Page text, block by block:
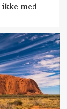
med